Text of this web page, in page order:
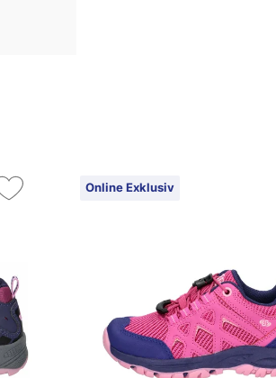
Online Exklusiv